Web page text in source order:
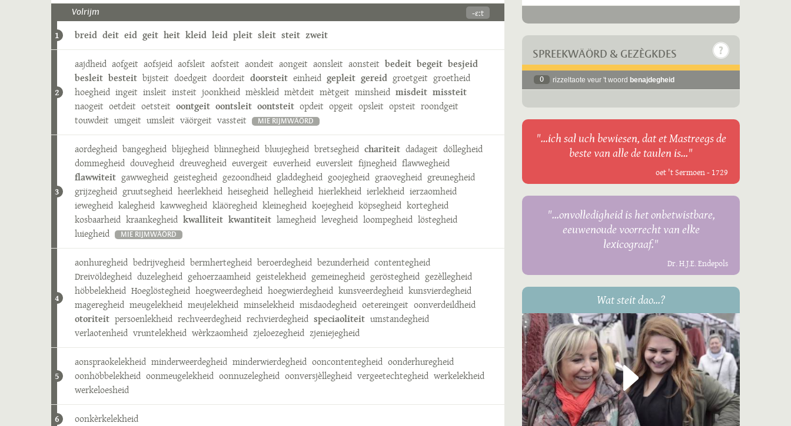
Volrijm -ɛːt
1 breid deit eid geit heit kleid leid pleit sleit steit zweit
2
aajdheid aofgeit aofsjeid aofsleit aofsteit aondeit aongeit aonsleit aonsteit bedeit begeit besjeid
besleit besteit bijsteit doedgeit doordeit doorsteit einheid gepleit gereid groetgeit groetheid
hoegheid ingeit insleit insteit joonkheid mèskleid mètdeit mètgeit minsheid misdeit missteit
naogeit oetdeit oetsteit oontgeit oontsleit oontsteit opdeit opgeit opsleit opsteit roondgeit
touwdeit umgeit umsleit väörgeit vassteit MIE RIJMWÄÖRD
3
aordegheid bangegheid blijegheid blinnegheid bluujegheid bretsegheid chariteit dadageit döllegheid
dommegheid douvegheid dreuvegheid euvergeit euverheid euversleit fijnegheid flawwegheid
flawwiteit gawwegheid geistegheid gezoondheid gladdegheid goojegheid graovegheid greunegheid
grijzegheid gruutsegheid heerlekheid heisegheid hellegheid hierlekheid ierlekheid ierzaomheid
iewegheid kalegheid kawwegheid kläöregheid kleinegheid koejegheid köpsegheid kortegheid
kosbaarheid kraankegheid kwalliteit kwantiteit lamegheid levegheid loompegheid löstegheid
luiegheid
MIE RIJMWÄÖRD
4
aonhuregheid bedrijvegheid bermhertegheid beroerdegheid bezunderheid contentegheid
Dreivöldegheid duzelegheid gehoerzaamheid geistelekheid gemeinegheid geröstegheid gezèllegheid
höbbelekheid Hoeglöstegheid hoegweerdegheid hoegwierdegheid kunsveerdegheid kunsvierdegheid
mageregheid meugelekheid meujelekheid minselekheid misdaodegheid oetereingeit oonverdeildheid
otoriteit persoenlekheid rechveerdegheid rechvierdegheid speciaoliteit umstandegheid
verlaotenheid vruntelekheid wèrkzaomheid zjeloezegheid zjeniejegheid
5
aonspraokelekheid minderweerdegheid minderwierdegheid ooncontentegheid oonderhuregheid
oonhöbbelekheid oonmeugelekheid oonnuzelegheid oonversjèllegheid vergeetechtegheid werkelekheid
werkeloesheid
6 oonkèrkelekheid
SPREEKWÄÖRD & GEZÈGKDES
0 rizzeltaote veur 't woord benajdegheid
"...ich sal uch bewiesen, dat et Mastreegs de
beste van alle de taulen is..."
oet 't Sermoen - 1729
"...onvolledigheid is het onbetwistbare,
eeuwenoude voorrecht van elke
lexicograaf."
Dr. H.J.E. Endepols
Wat steit dao...?